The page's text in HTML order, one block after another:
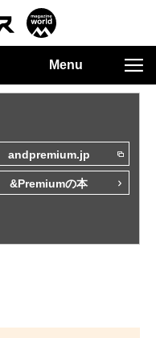
Menu
andpremium.jp
&Premiumの本